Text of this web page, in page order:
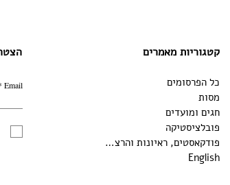
Email
קטגוריות מאמרים
כל הפרסומים
מסות
חגים ומועדים
פובלציסטיקה
פודקאסטים, ראיונות והרצאות
English